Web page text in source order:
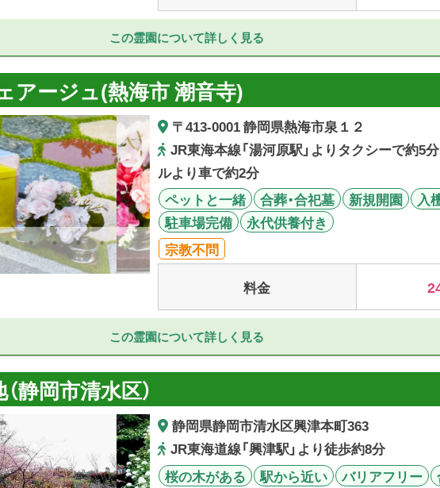
この霊園について詳しく見る
アージュ(熱海市 潮音寺)
〒413-0001 静岡県熱海市泉１２
JR東海本線「湯河原駅」よりタクシーで約5
ルより車で約2分
ペットと一緒
合葬・合祀墓 新規開園
入
駐車場完備
永代供養付き
宗教不問
料金
この霊園について詳しく見る
静岡市清水区）
静岡県静岡市清水区興津本町363
JR東海道線「興津駅」より徒歩約8分
桜の木がある
駅から近い バリアフリー